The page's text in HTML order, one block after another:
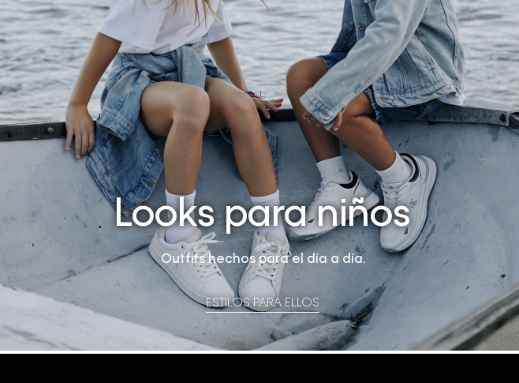
Looks para niños
Outfits hechos para el día a día.
ESTILOS PARA ELLOS